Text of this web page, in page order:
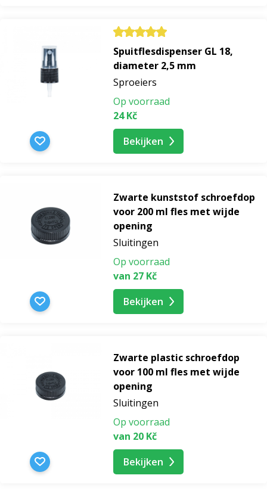
Spuitflesdispenser GL 18,
diameter 2,5 mm
Sproeiers
Op voorraad
24 Kč
Bekijken
Zwarte kunststof schroefdop
voor 200 ml fles met wijde
opening
Sluitingen
Op voorraad
van 27 Kč
Bekijken
Zwarte plastic schroefdop
voor 100 ml fles met wijde
opening
Sluitingen
Op voorraad
van 20 Kč
Bekijken